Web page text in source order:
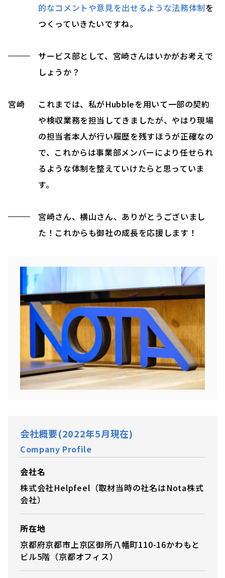
的なコメントや意見を出せるような法務体制を
つくっていきたいですね。
サービス部として、宮崎さんはいかがお考えで
しょうか？
宮崎
これまでは、私がHubbleを用いて一部の契約
や検収業務を担当してきましたが、やはり現場
の担当者本人が行い履歴を残すほうが正確なの
で、これからは事業部メンバーにより任せられ
るような体制を整えていけたらと思っていま
す。
宮崎さん、横山さん、ありがとうございまし
た！これからも御社の成長を応援します！
会社概要(2022年5月現在)
Company Profile
会社名
株式会社Helpfeel（取材当時の社名はNota株式
会社）
所在地
京都府京都市上京区御所八幡町110-16かわもと
ビル5階（京都オフィス）